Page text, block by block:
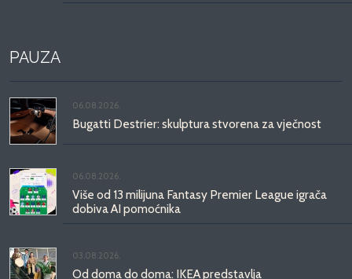
PAUZA
06.08.2026.
Bugatti Destrier: skulptura stvorena za vječnost
06.08.2026.
Više od 13 milijuna Fantasy Premier League igrača
dobiva AI pomoćnika
03.08.2026.
Od doma do doma: IKEA predstavlja